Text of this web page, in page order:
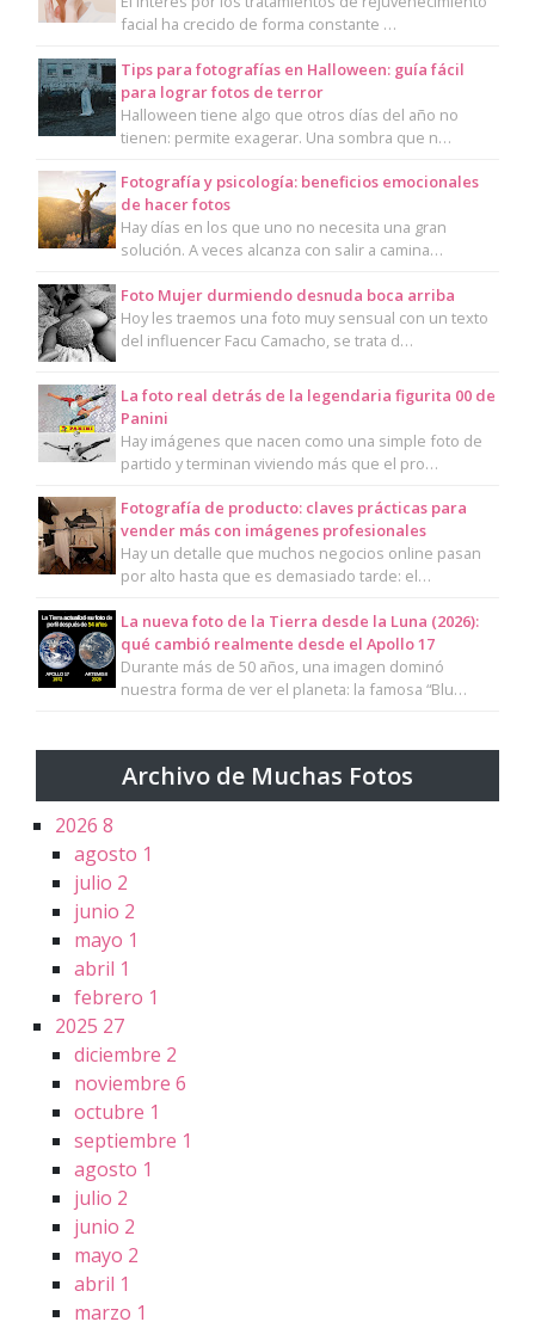
facial ha crecido de forma constante …
Tips para fotografías en Halloween: guía fácil
para lograr fotos de terror
Halloween tiene algo que otros días del año no
tienen: permite exagerar. Una sombra que n…
Fotografía y psicología: beneficios emocionales
de hacer fotos
Hay días en los que uno no necesita una gran
solución. A veces alcanza con salir a camina…
Foto Mujer durmiendo desnuda boca arriba
Hoy les traemos una foto muy sensual con un texto
del influencer Facu Camacho, se trata d…
La foto real detrás de la legendaria figurita 00 de
Panini
Hay imágenes que nacen como una simple foto de
partido y terminan viviendo más que el pro…
Fotografía de producto: claves prácticas para
vender más con imágenes profesionales
Hay un detalle que muchos negocios online pasan
por alto hasta que es demasiado tarde: el…
La nueva foto de la Tierra desde la Luna (2026):
qué cambió realmente desde el Apollo 17
Durante más de 50 años, una imagen dominó
nuestra forma de ver el planeta: la famosa “Blu…
Archivo de Muchas Fotos
2026 8
agosto 1
julio 2
junio 2
mayo 1
abril 1
febrero 1
2025 27
diciembre 2
noviembre 6
octubre 1
septiembre 1
agosto 1
julio 2
junio 2
mayo 2
abril 1
marzo 1